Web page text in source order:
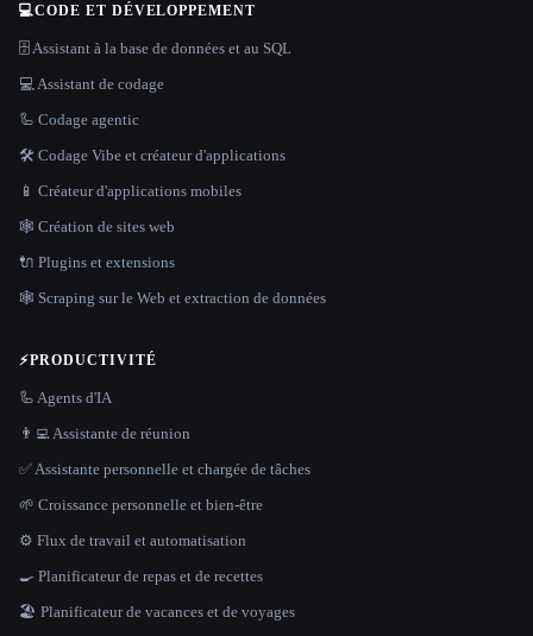
💻CODE ET DÉVELOPPEMENT
🗄️ Assistant à la base de données et au SQL
💻 Assistant de codage
🦾 Codage agentic
🛠️ Codage Vibe et créateur d'applications
📱 Créateur d'applications mobiles
🕸 Création de sites web
🔌 Plugins et extensions
🕸️ Scraping sur le Web et extraction de données
⚡PRODUCTIVITÉ
🦾 Agents d'IA
👨‍💻 Assistante de réunion
✅ Assistante personnelle et chargée de tâches
🌱 Croissance personnelle et bien-être
⚙️ Flux de travail et automatisation
🍳 Planificateur de repas et de recettes
🏖 Planificateur de vacances et de voyages